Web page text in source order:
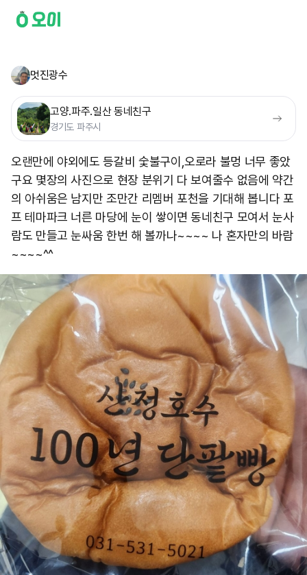
멋진광수
고양.파주.일산 동네친구
경기도 파주시
오랜만에 야외에도 등갈비 숯불구이,오로라 불멍 너무 좋았
구요 몇장의 사진으로 현장 분위기 다 보여줄수 없음에 약간
의 아쉬움은 남지만 조만간 리멤버 포천을 기대해 봅니다 포
프 테마파크 너른 마당에 눈이 쌓이면 동네친구 모여서 눈사
람도 만들고 눈싸움 한번 해 볼까나~~~~ 나 혼자만의 바람
~~~~^^ ​